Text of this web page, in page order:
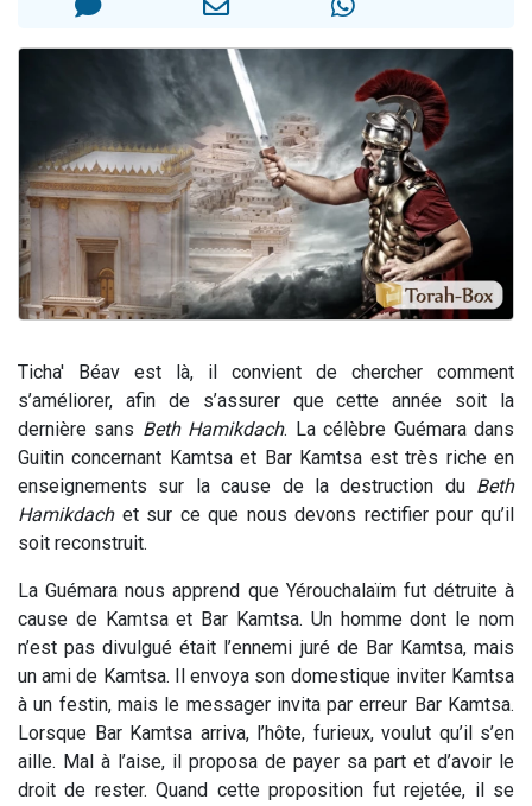
Il reste 49 places pour étudier en groupe sur Zoom
12 nouvelles musiques dans Torah-Box Music
Ticha' Béav est là, il convient de chercher comment
s’améliorer, afin de s’assurer que cette année soit la
dernière sans Beth Hamikdach. La célèbre Guémara dans
Guitin concernant Kamtsa et Bar Kamtsa est très riche en
enseignements sur la cause de la destruction duBeth
Hamikdachet sur ce que nous devons rectifier pour qu’il
soit reconstruit.
La Guémara nous apprend que Yérouchalaïm fut détruite à
cause de Kamtsa et Bar Kamtsa. Un homme dont le nom
n’est pas divulgué était l’ennemi juré de Bar Kamtsa, mais
un ami de Kamtsa. Il envoya son domestique inviter Kamtsa
à un festin, mais le messager invita par erreur Bar Kamtsa.
Lorsque Bar Kamtsa arriva, l’hôte, furieux, voulut qu’il s’en
aille. Mal à l’aise, il proposa de payer sa part et d’avoir le
droit de rester. Quand cette proposition fut rejetée, il se